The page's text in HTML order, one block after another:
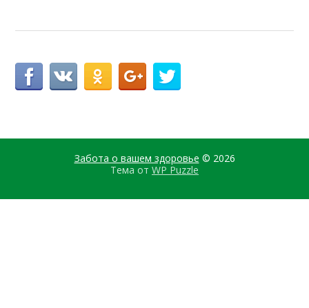
Забота о вашем здоровье © 2026
Тема от WP Puzzle